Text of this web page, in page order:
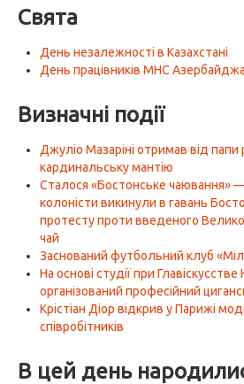
Свята
День незалежності в Казахстані
День працівників МНС
Визначні події
Джуліо Мазаріні отримав від папи
кардинальську мантію
Сталося «Бостонське чаювання»
колоністи викинули в гавань
протесту проти введеного
чай
Заснований футбольний клуб
На основі студії при
організований професійний
Крістіан Діор відкрив у Парижі
співробітників
В цей день